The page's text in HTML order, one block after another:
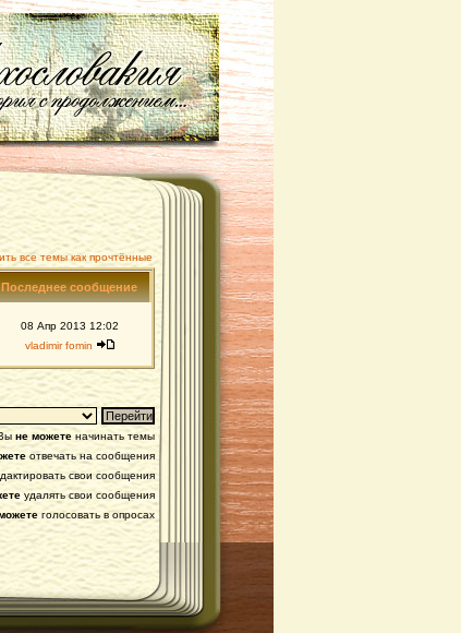
все темы как прочтённые
сообщение
08 Апр 2013 12:02
vladimir fomin
не можете начинать темы
отвечать на сообщения
свои сообщения
удалять свои сообщения
голосовать в опросах